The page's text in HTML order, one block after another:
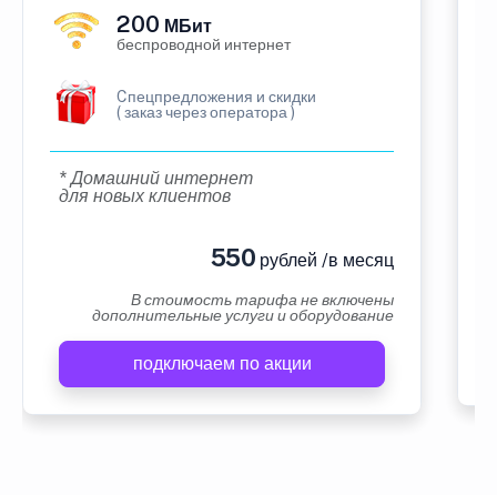
200 МБит
беспроводной интернет
Cпецпредложения и скидки
( заказ через оператора )
* Домашний интернет
для новых клиентов
550 рублей /в месяц
В стоимость тарифа не включены
дополнительные услуги и оборудование
подключаем по акции